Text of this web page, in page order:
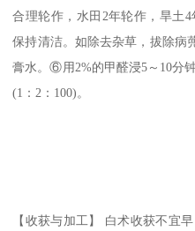
合理轮作，水田2年轮作，旱
保持清洁。如除去杂草，拔除
膏水。⑥用2%的甲醛浸5～10分
(1：2：100)。
【收获与加工】 白术收获不宜